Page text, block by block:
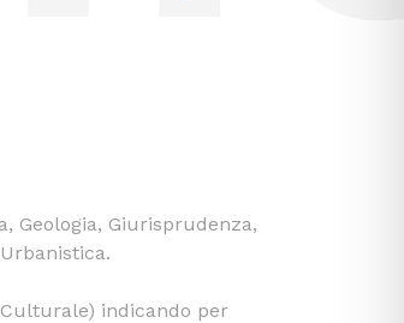
Geologia, Giurisprudenza,
indicando per